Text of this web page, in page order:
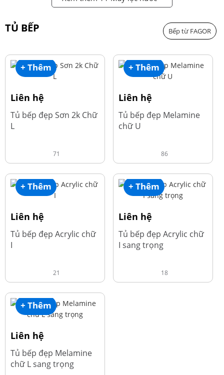
TỦ BẾP Bếp từ FAGOR
+ Thêm
Liên hệ
Tủ bếp đẹp Sơn 2k Chữ
L
71
+ Thêm
Liên hệ
Tủ bếp đẹp Melamine
chữ U
86
+ Thêm
Liên hệ
Tủ bếp đẹp Acrylic chữ
I
21
+ Thêm
Liên hệ
Tủ bếp đẹp Acrylic chữ
I sang trọng
18
+ Thêm
Liên hệ
Tủ bếp đẹp Melamine
chữ L sang trọng